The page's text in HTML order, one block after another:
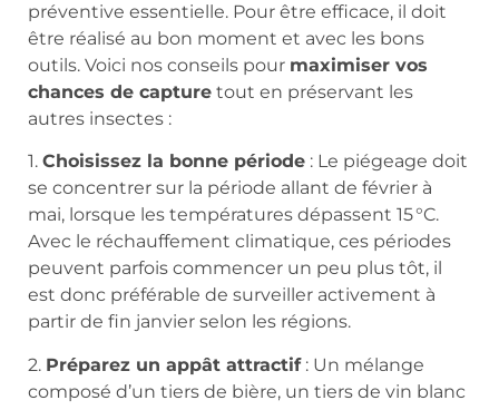
préventive essentielle. Pour être efficace, il doit
être réalisé au bon moment et avec les bons
outils. Voici nos conseils pour maximiser vos
chances de capture tout en préservant les
autres insectes :
1. Choisissez la bonne période : Le piégeage doit
se concentrer sur la période allant de février à
mai, lorsque les températures dépassent 15 °C.
Avec le réchauffement climatique, ces périodes
peuvent parfois commencer un peu plus tôt, il
est donc préférable de surveiller activement à
partir de fin janvier selon les régions.
2. Préparez un appât attractif: Un mélange
composé d’un tiers de bière, un tiers de vin blanc